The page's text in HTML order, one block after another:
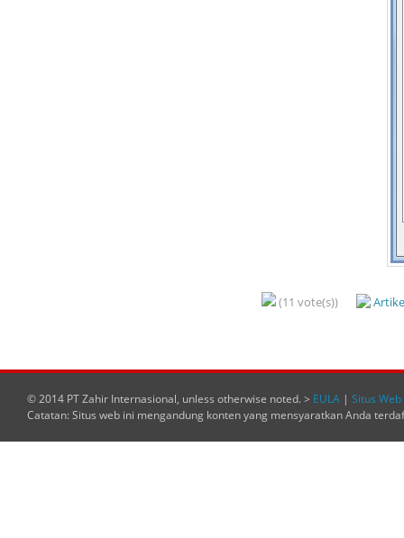
(11 vote(s))
© 2014 PT Zahir Internasional, unless otherwise noted. > EULA | Situs
Catatan: Situs web ini mengandung konten yang mensyaratkan Anda